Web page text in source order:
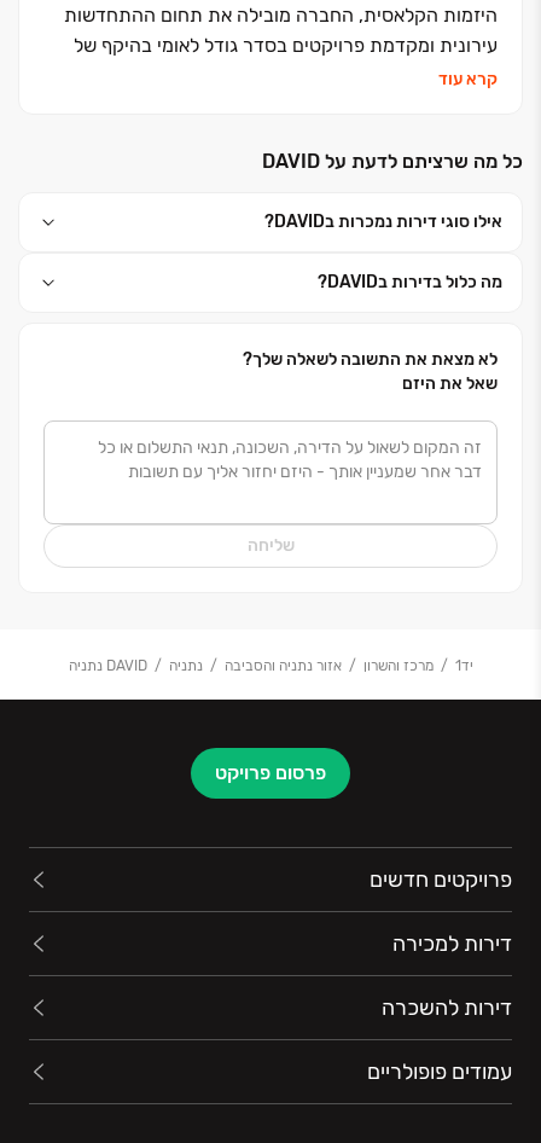
היזמות הקלאסית, החברה מובילה את תחום ההתחדשות
עירונית ומקדמת פרויקטים בסדר גודל לאומי בהיקף של
למעלה מ-24,000 יחידות דיור.
קרא עוד
כל מה שרציתם לדעת על DAVID
אילו סוגי דירות נמכרות בDAVID?
מה כלול בדירות בDAVID?
לא מצאת את התשובה לשאלה שלך?
שאל את היזם
שליחה
יד1 מרכז והשרון אזור נתניה והסביבה נתניה DAVID נתניה
פרסום פרויקט
פרויקטים חדשים
דירות למכירה
דירות להשכרה
עמודים פופולריים